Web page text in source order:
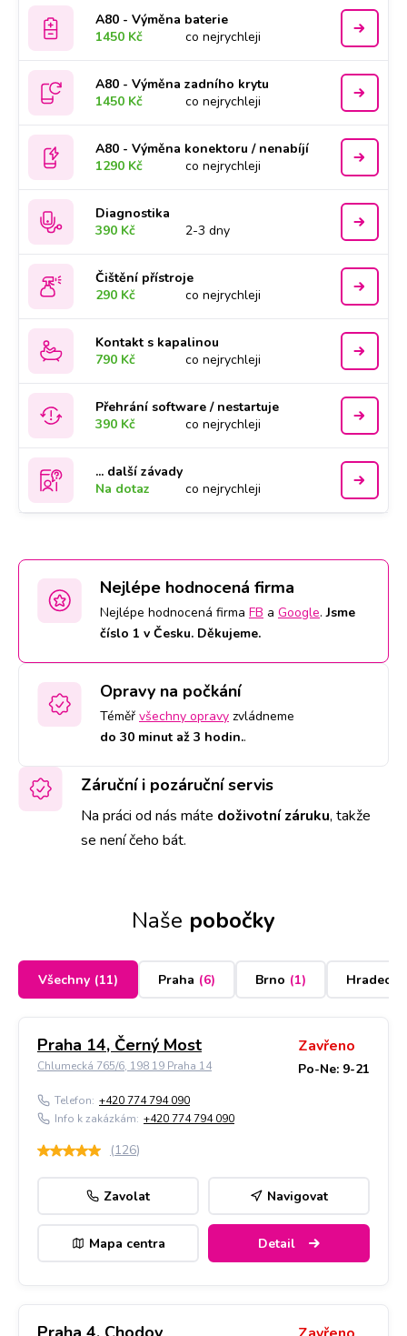
A80 - Výměna baterie
1450 Kč
co nejrychleji
A80 - Výměna zadního krytu
1450 Kč
co nejrychleji
A80 - Výměna konektoru / nenabíjí
1290 Kč
co nejrychleji
Diagnostika
390 Kč
2-3 dny
Čištění přístroje
290 Kč
co nejrychleji
Kontakt s kapalinou
790 Kč
co nejrychleji
Přehrání software / nestartuje
390 Kč
co nejrychleji
... další závady
Na dotaz
co nejrychleji
Nejlépe hodnocená firma
Nejlépe hodnocená firma FB a Google.Jsme
číslo 1 v Česku. Děkujeme.
Opravy na počkání
Téměř všechny opravy zvládneme
do 30 minut až 3 hodin..
Záruční i pozáruční servis
Na práci od nás máte doživotní záruku, takže
se není čeho bát.
Naše pobočky
Všechny (11) Praha (6) Brno (1) Hradec
Praha 14, Černý Most
Chlumecká 765/6, 198 19 Praha 14
Zavřeno
Po-Ne: 9-21
Telefon: +420 774 794 090
Info k zakázkám: +420 774 794 090
(126)
Zavolat Navigovat
Mapa centra Detail